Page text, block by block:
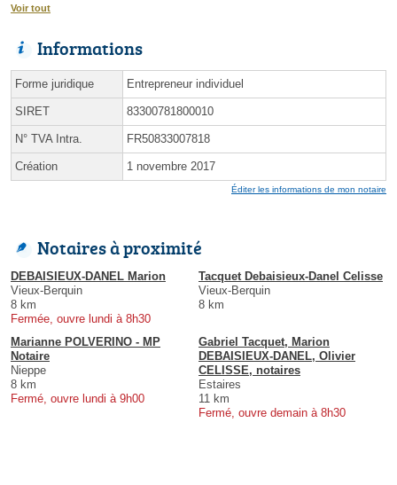
Voir tout
Informations
Forme juridique Entrepreneur individuel
SIRET 83300781800010
N° TVA Intra. FR50833007818
Création 1 novembre 2017
Éditer les informations de mon notaire
Notaires à proximité
DEBAISIEUX-DANEL Marion
Vieux-Berquin
8 km
Fermée, ouvre lundi à 8h30
Tacquet Debaisieux-Danel Celisse
Vieux-Berquin
8 km
Marianne POLVERINO - MP
Notaire
Nieppe
8 km
Fermé, ouvre lundi à 9h00
Gabriel Tacquet, Marion
DEBAISIEUX-DANEL, Olivier
CELISSE, notaires
Estaires
11 km
Fermé, ouvre demain à 8h30